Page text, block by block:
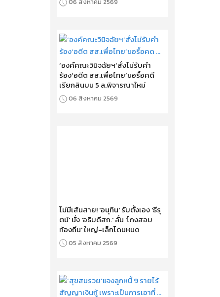
06 สิงหาคม 2569
‘องค์คณะวินิจฉัยฯ’สั่งไม่รับคำ
ร้อง‘อดีต สส.เพื่อไทย’ขอรื้อคดี
เรียกสินบน 5 ล.พิจารณาใหม่
06 สิงหาคม 2569
ไม่มีเส้นสาย! 'อนุทิน' รับตั้งเอง 'ธีรุ
ตม์' นั่ง 'อธิบดีสถ.' ลั่น 'โกงสอบ
ท้องถิ่น' ใหญ่-เล็กโดนหมด
05 สิงหาคม 2569